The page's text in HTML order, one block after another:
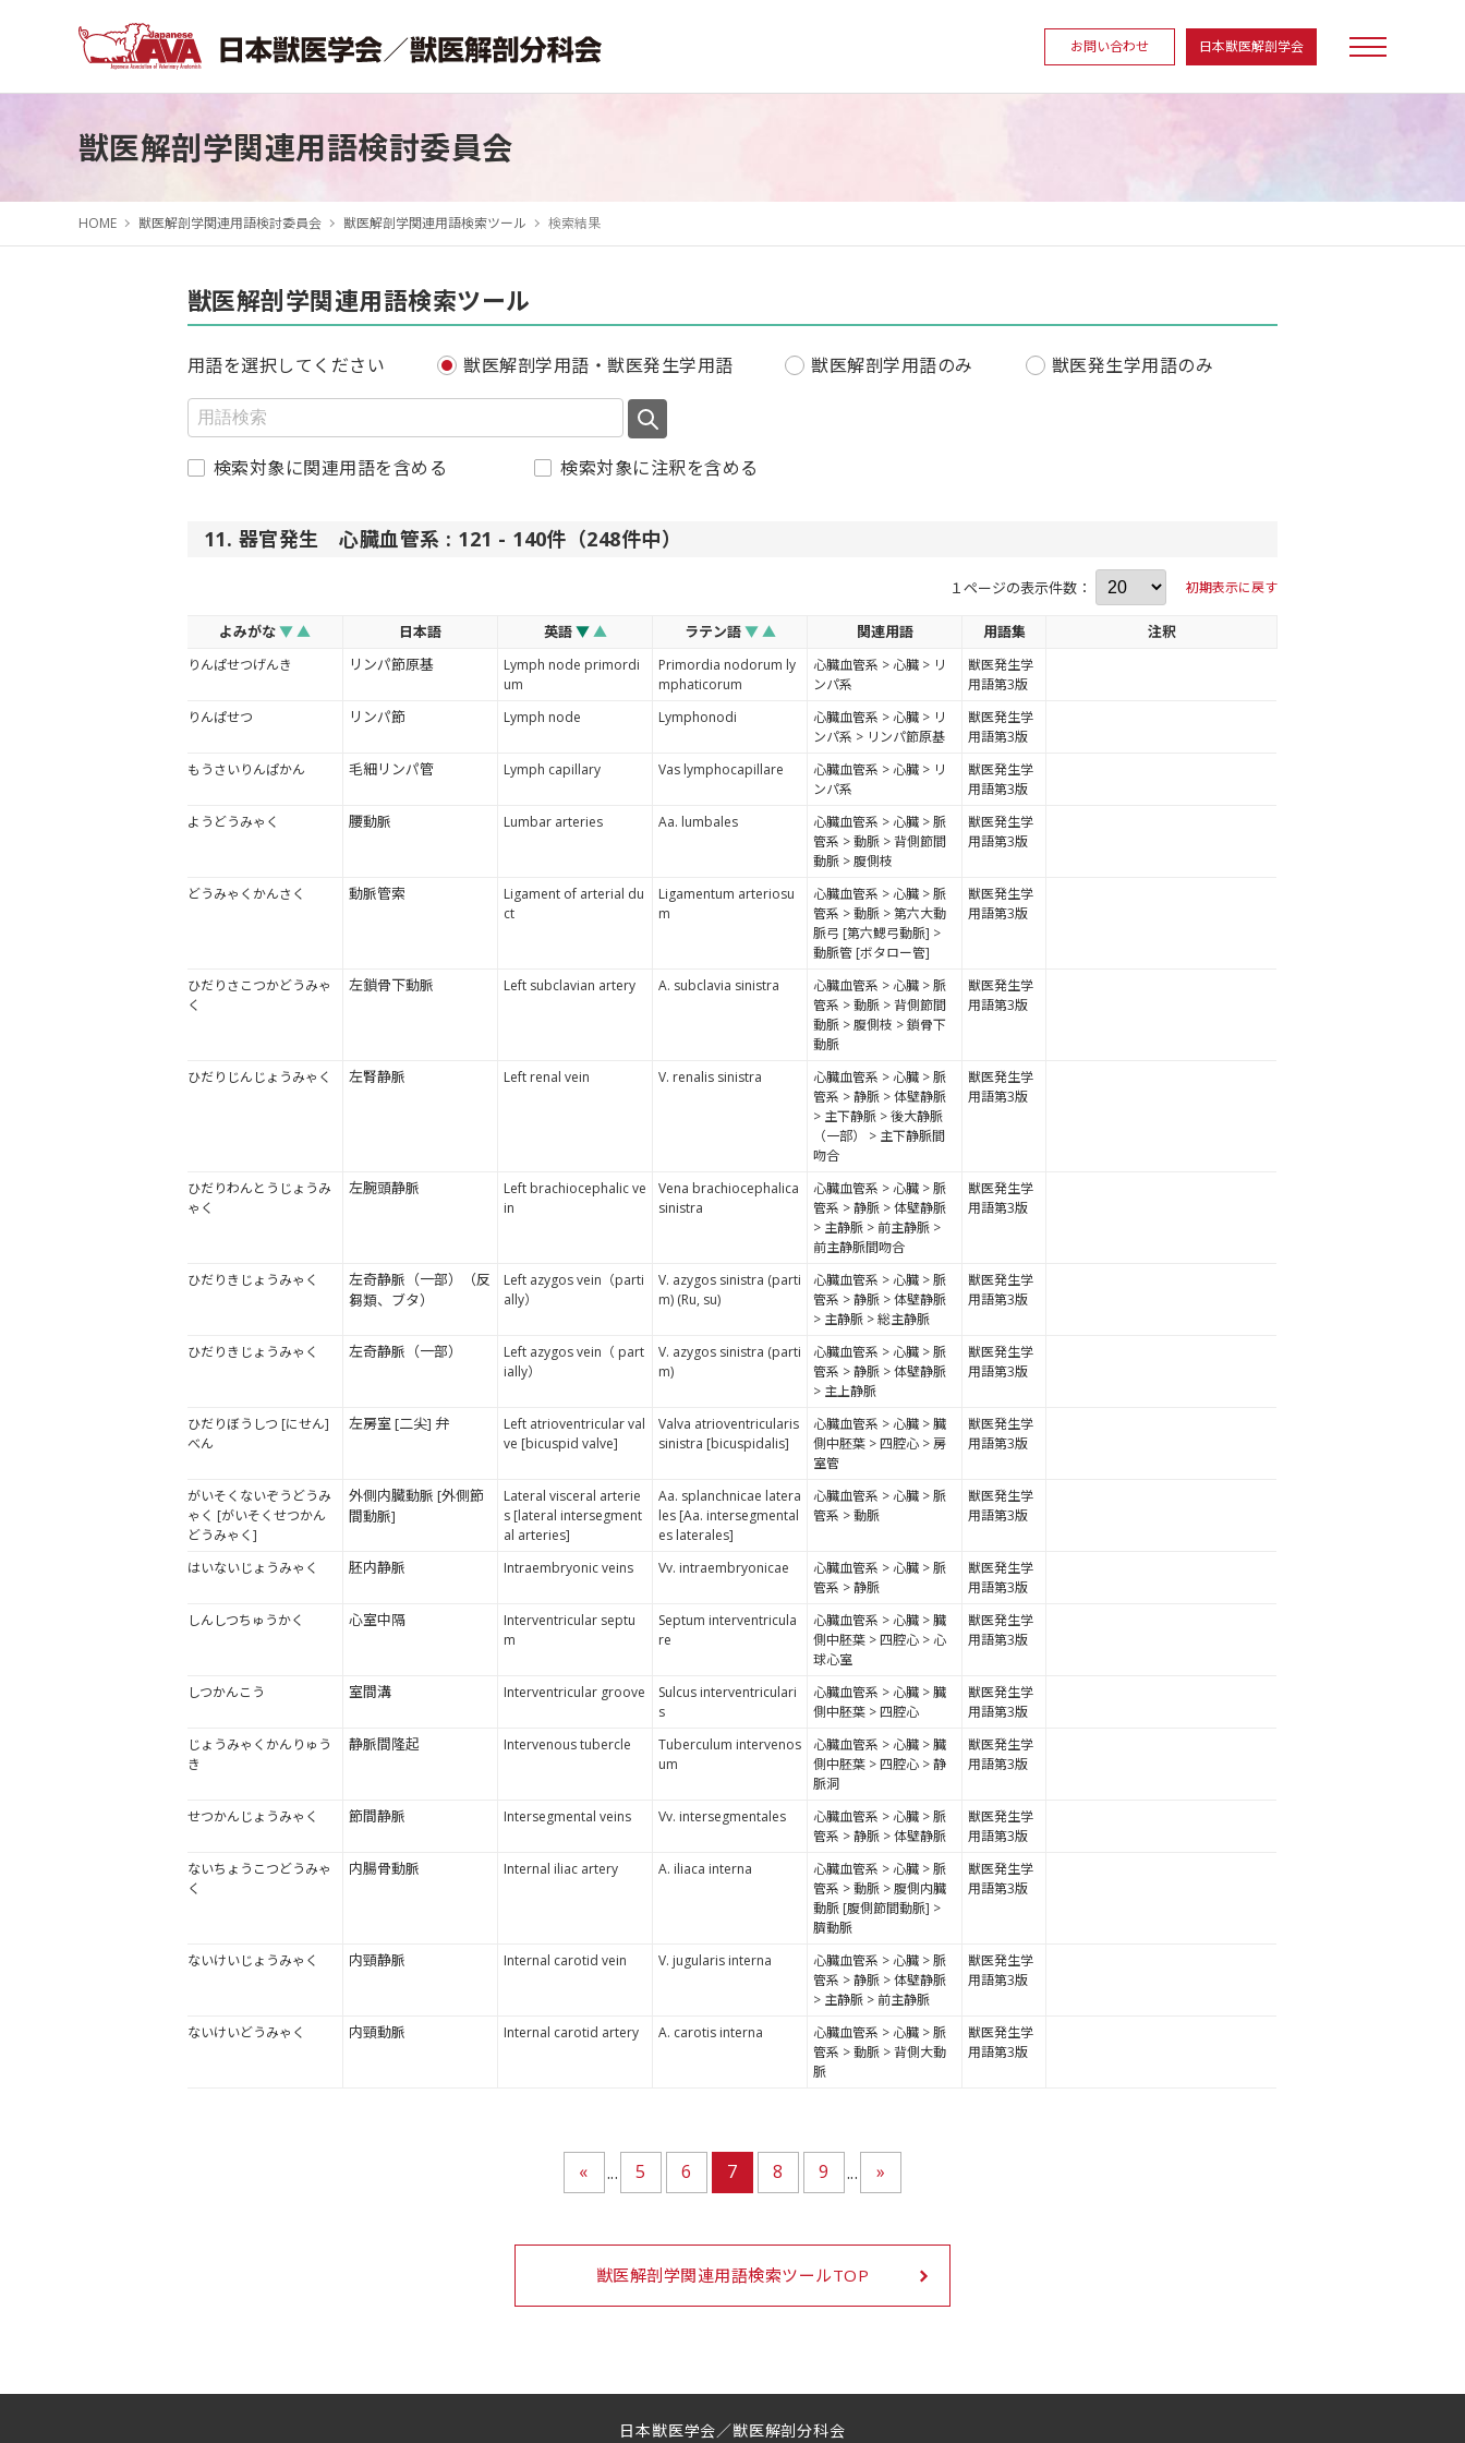
お問い合わせ 日本獣医解剖学会
獣医解剖学関連用語検討委員会
HOME 獣医解剖学関連用語検討委員会 獣医解剖学関連用語検索ツール 検索結果
獣医解剖学関連用語検索ツール
用語を選択してください 獣医解剖学用語・獣医発生学用語 獣医解剖学用語のみ 獣医発生学用語のみ
検索対象に関連用語を含める 検索対象に注釈を含める
11. 器官発生 心臓血管系 : 121 - 140件（248件中）
１ページの表示件数： 初期表示に戻す
よみがな▼▲ 日本語 英語▼▲ ラテン語▼▲ 関連用語 用語集 注釈
りんぱせつげんき リンパ節原基
Lymph node primordi
um
Primordia nodorum ly
mphaticorum
心臓血管系 > 心臓 > リ
ンパ系
獣医発生学
用語第3版
りんぱせつ
リンパ節 Lymph node Lymphonodi
心臓血管系 > 心臓 > リ
ンパ系 > リンパ節原基
獣医発生学
用語第3版
もうさいりんぱかん
毛細リンパ管 Lymph capillary Vas lymphocapillare
心臓血管系 > 心臓 > リ
ンパ系
獣医発生学
用語第3版
ようどうみゃく
腰動脈 Lumbar arteries Aa. lumbales
心臓血管系 > 心臓 > 脈
管系 > 動脈 > 背側節間
動脈 > 腹側枝
獣医発生学
用語第3版
どうみゃくかんさく 動脈管索
Ligament of arterial du
ct
Ligamentum arteriosu
m
心臓血管系 > 心臓 > 脈
管系 > 動脈 > 第六大動
脈弓 [第六鰓弓動脈] >
動脈管 [ボタロー管]
獣医発生学
用語第3版
ひだりさこつかどうみゃ
く
左鎖骨下動脈 Left subclavian artery A. subclavia sinistra
心臓血管系 > 心臓 > 脈
管系 > 動脈 > 背側節間
動脈 > 腹側枝 > 鎖骨下
動脈
獣医発生学
用語第3版
ひだりじんじょうみゃく 左腎静脈 Left renal vein V. renalis sinistra
心臓血管系 > 心臓 > 脈
管系 > 静脈 > 体壁静脈
> 主下静脈 > 後大静脈
（一部） > 主下静脈間
吻合
獣医発生学
用語第3版
ひだりわんとうじょうみ
ゃく
左腕頭静脈
Left brachiocephalic ve
in
Vena brachiocephalica
sinistra
心臓血管系 > 心臓 > 脈
管系 > 静脈 > 体壁静脈
> 主静脈 > 前主静脈 >
前主静脈間吻合
獣医発生学
用語第3版
ひだりきじょうみゃく
左奇静脈（一部）（反
芻類、ブタ）
Left azygos vein（parti
ally）
V. azygos sinistra (parti
m) (Ru, su)
心臓血管系 > 心臓 > 脈
管系 > 静脈 > 体壁静脈
> 主静脈 > 総主静脈
獣医発生学
用語第3版
ひだりきじょうみゃく 左奇静脈（一部）
Left azygos vein（ part
ially）
V. azygos sinistra (parti
m)
心臓血管系 > 心臓 > 脈
管系 > 静脈 > 体壁静脈
> 主上静脈
獣医発生学
用語第3版
ひだりぼうしつ [にせん]
べん
左房室 [二尖] 弁
Left atrioventricular val
ve [bicuspid valve]
Valva atrioventricularis
sinistra [bicuspidalis]
心臓血管系 > 心臓 > 臓
側中胚葉 > 四腔心 > 房
室管
獣医発生学
用語第3版
がいそくないぞうどうみ
ゃく [がいそくせつかん
どうみゃく]
外側内臓動脈 [外側節
間動脈]
Lateral visceral arterie
s [lateral intersegment
al arteries]
Aa. splanchnicae latera
les [Aa. intersegmental
es laterales]
心臓血管系 > 心臓 > 脈
管系 > 動脈
獣医発生学
用語第3版
はいないじょうみゃく 胚内静脈 Intraembryonic veins Vv. intraembryonicae
心臓血管系 > 心臓 > 脈
管系 > 静脈
獣医発生学
用語第3版
しんしつちゅうかく
心室中隔
Interventricular septu
m
Septum interventricula
re
心臓血管系 > 心臓 > 臓
側中胚葉 > 四腔心 > 心
球心室
獣医発生学
用語第3版
しつかんこう 室間溝 Interventricular groove
Sulcus interventriculari
s
心臓血管系 > 心臓 > 臓
側中胚葉 > 四腔心
獣医発生学
用語第3版
じょうみゃくかんりゅう
き
静脈間隆起 Intervenous tubercle
Tuberculum intervenos
um
心臓血管系 > 心臓 > 臓
側中胚葉 > 四腔心 > 静
脈洞
獣医発生学
用語第3版
せつかんじょうみゃく 節間静脈 Intersegmental veins Vv. intersegmentales
心臓血管系 > 心臓 > 脈
管系 > 静脈 > 体壁静脈
獣医発生学
用語第3版
ないちょうこつどうみゃ
く
内腸骨動脈 Internal iliac artery A. iliaca interna
心臓血管系 > 心臓 > 脈
管系 > 動脈 > 腹側内臓
動脈 [腹側節間動脈] >
臍動脈
獣医発生学
用語第3版
ないけいじょうみゃく 内頸静脈 Internal carotid vein V. jugularis interna
心臓血管系 > 心臓 > 脈
管系 > 静脈 > 体壁静脈
> 主静脈 > 前主静脈
獣医発生学
用語第3版
ないけいどうみゃく 内頸動脈 Internal carotid artery A. carotis interna
心臓血管系 > 心臓 > 脈
管系 > 動脈 > 背側大動
脈
獣医発生学
用語第3版
« ... 5 6 7 8 9 ... »
獣医解剖学関連用語検索ツールTOP
日本獣医学会／獣医解剖分科会